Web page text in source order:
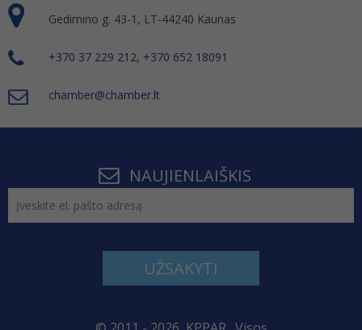
Gedimino g. 43-1, LT-44240 Kaunas
+370 37 229 212, +370 652 18091
chamber@chamber.lt
NAUJIENLAIŠKIS
UŽSAKYTI